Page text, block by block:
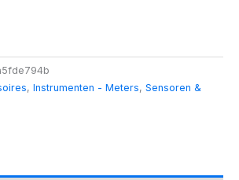
, Instrumenten - Meters, Sensoren &